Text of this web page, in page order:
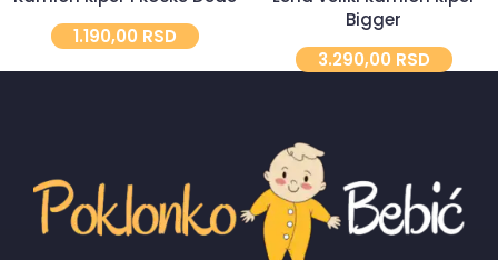
1.190,00 RSD
Bigger
3.290,00 RSD